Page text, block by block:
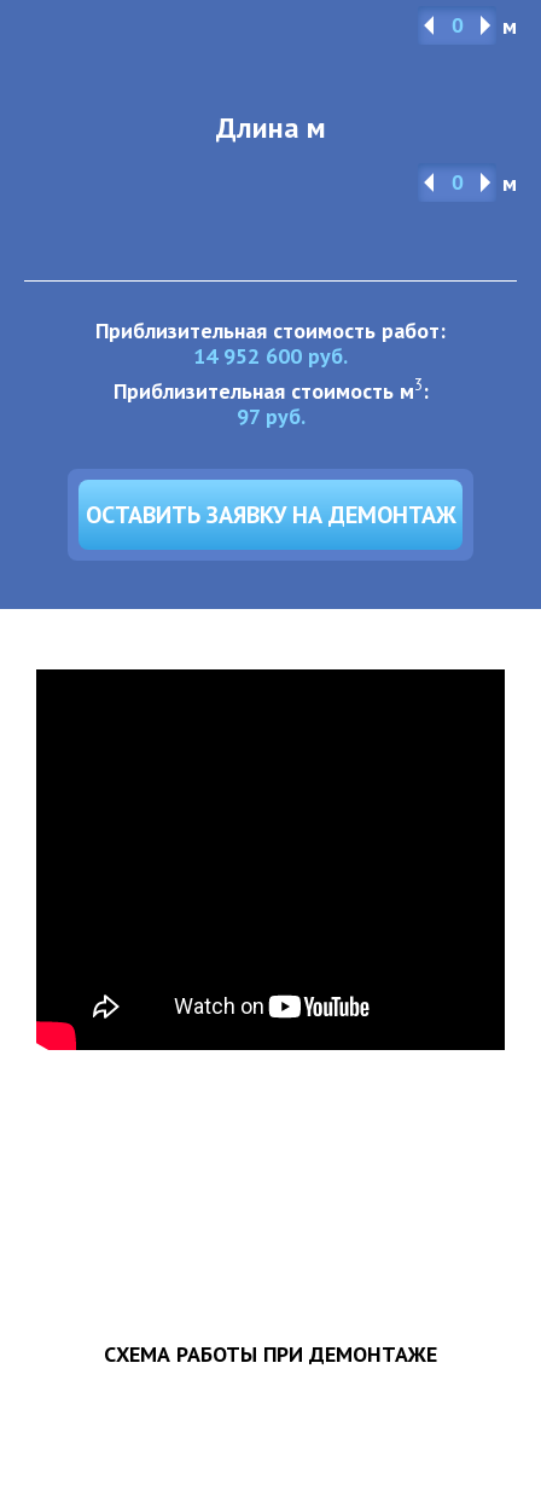
м
Длина м
м
Приблизительная стоимость работ:
14 952 600 руб.
Приблизительная стоимость м3:
97руб.
ОСТАВИТЬ ЗАЯВКУ НА ДЕМОНТАЖ
СХЕМА РАБОТЫ ПРИ ДЕМОНТАЖЕ